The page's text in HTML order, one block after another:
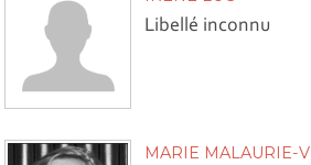
Libellé inconnu
MARIE MALAURIE-